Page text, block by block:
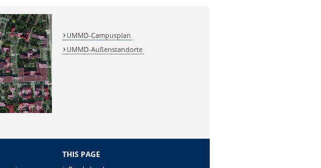
UMMD-Campusplan
UMMD-Außenstandorte
THIS PAGE